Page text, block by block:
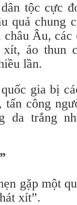
tộc cực
quả chung
Âu, các
xít, áo
lần.
gia bị
tấn công
da trắng
gặp một
xít”.